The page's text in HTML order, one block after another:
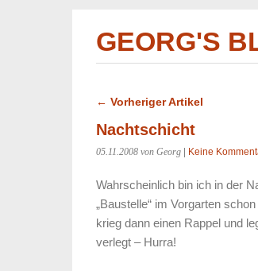
GEORG'S
← Vorheriger Artikel
Nachtschicht
05.11.2008 von Georg Keine
Wahrscheinlich bin ich in der
„Baustelle“ im Vorgarten
krieg dann einen Rappel und
verlegt – Hurra!